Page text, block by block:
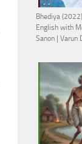
Bhediya
English with
Sanon | Varun